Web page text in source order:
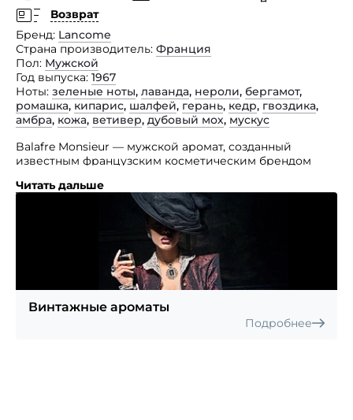
Возврат
Бренд Lancome
Страна производитель Франция
Пол Мужской
Год выпуска 1967
Ноты зеленые ноты, лаванда, нероли, бергамот,
ромашка, кипарис, шалфей, герань, кедр, гвоздика,
амбра, кожа, ветивер, дубовый мох, мускус
Balafre Monsieur — мужской аромат, созданный
известным французским косметическим брендом
Эта древесно-шипровая композиция, ставшая
образцом по-настоящему классического всегда
актуального благоухания. Очень мужественный,
экстравагантный и теплый запах представленного
изыска призван помочь своему носителю обрести
внутреннюю гармонию наедине с окружающей его
природой. Он адресован уверенным в себе,
успешным мужчинам для которых во всем важна
даже самая маленькая деталь в образе.
Читать дальше
Винтажные ароматы
Подробнее